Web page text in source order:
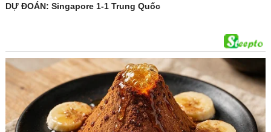
DỰ ĐOÁN: Singapore 1-1 Trung Quốc